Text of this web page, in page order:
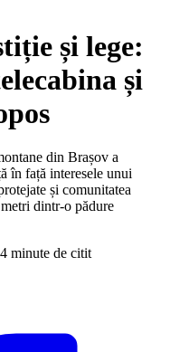
și lege:
și
din Brașov a
în față interesele unui
și comunitatea
dintr-o pădure
4 minute de citit